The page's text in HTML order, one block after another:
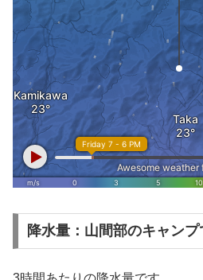
降水量：山間部のキャン